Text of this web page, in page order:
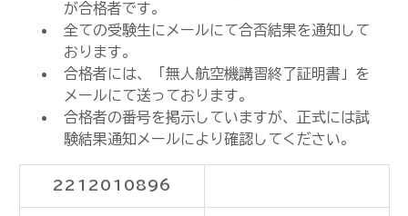
が合格者です。
全ての受験生にメールにて合否結果を通知して
おります。
合格者には、「無人航空機講習終了証明書」を
メールにて送っております。
合格者の番号を掲示していますが、正式には試
験結果通知メールにより確認してください。
2212010896